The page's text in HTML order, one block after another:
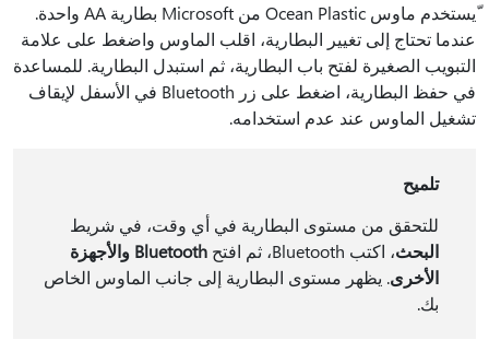
ّيستخدم ماوس Ocean Plastic من Microsoft بطارية AA واحدة.
عندما تحتاج إلى تغيير البطارية، اقلب الماوس واضغط على علامة
التبويب الصغيرة لفتح باب البطارية، ثم استبدل البطارية. للمساعدة
في حفظ البطارية، اضغط على زر Bluetooth في الأسفل لإيقاف
تشغيل الماوس عند عدم استخدامه.
تلميح
للتحقق من مستوى البطارية في أي وقت، في شريط
البحث، اكتب Bluetooth، ثم افتح
Bluetooth والأجهزة
الأخرى. يظهر مستوى البطارية إلى جانب الماوس الخاص
بك.